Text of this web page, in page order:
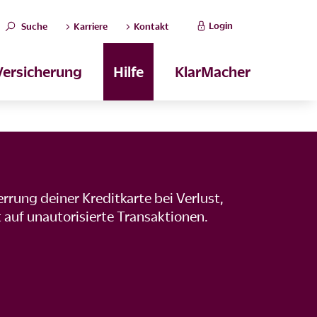
Suche Karriere Kontakt Login
Hilfe KlarMacher
deiner Kreditkarte bei Verlust,
unautorisierte Transaktionen.